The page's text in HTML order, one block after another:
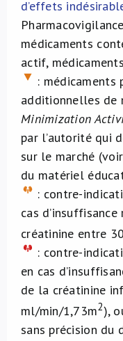
d’effets
médicaments
actif,
: médicaments
additionnelles de
Minimization
par l’autorité qui
sur le marché (voir
du matériel
: contre-
cas
créatinine entre
: contre-
en cas
de la créatinine
ml/min/1,73m2),
sans précision du